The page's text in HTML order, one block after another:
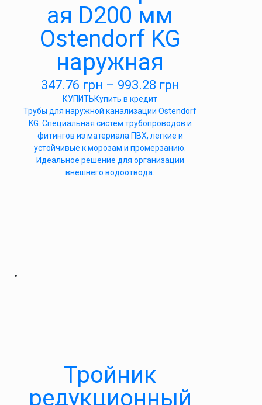
ая D200 мм
Ostendorf KG
наружная
347.76 грн – 993.28 грн
КУПИТЬКупить в кредит
Трубы для наружной канализации Ostendorf
KG. Специальная систем трубопроводов и
фитингов из материала ПВХ, легкие и
устойчивые к морозам и промерзанию.
Идеальное решение для организации
внешнего водоотвода.
Тройник
редукционный